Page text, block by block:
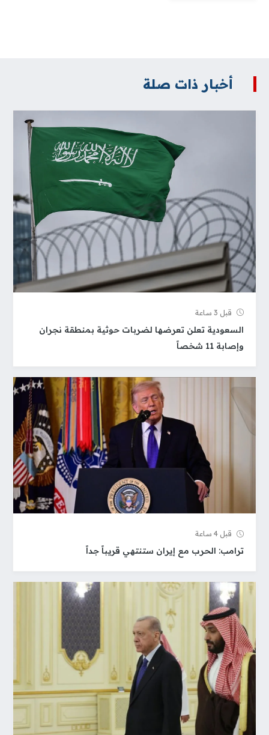
أخبار ذات صلة
قبل 3 ساعة
السعودية تعلن تعرضها لضربات حوثية بمنطقة نجران
وإصابة 11 شخصاً
قبل 4 ساعة
ترامب: الحرب مع إيران ستنتهي قريباً جداً